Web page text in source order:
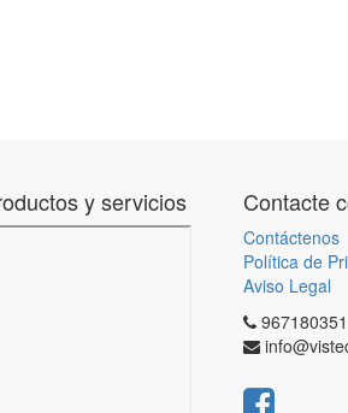
y servicios Contacte
Contáctenos
Política de
Aviso Legal
967180351